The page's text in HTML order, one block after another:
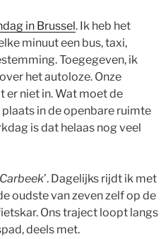
in Brussel. Ik heb het
minuut een bus, taxi,
Toegegeven, ik
het autoloze. Onze
er niet in. Wat moet de
in de openbare ruimte
is dat helaas nog veel
Carbeek’. Dagelijks rijdt ik met
oudste van zeven zelf op de
Ons traject loopt langs
deels met.